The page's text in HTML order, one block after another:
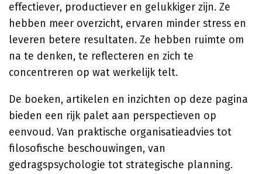
effectiever, productiever en gelukkiger zijn. Ze
hebben meer overzicht, ervaren minder stress en
leveren betere resultaten. Ze hebben ruimte om
na te denken, te reflecteren en zich te
concentreren op wat werkelijk telt.
De boeken, artikelen en inzichten op deze pagina
bieden een rijk palet aan perspectieven op
eenvoud. Van praktische organisatieadvies tot
filosofische beschouwingen, van
gedragspsychologie tot strategische planning.